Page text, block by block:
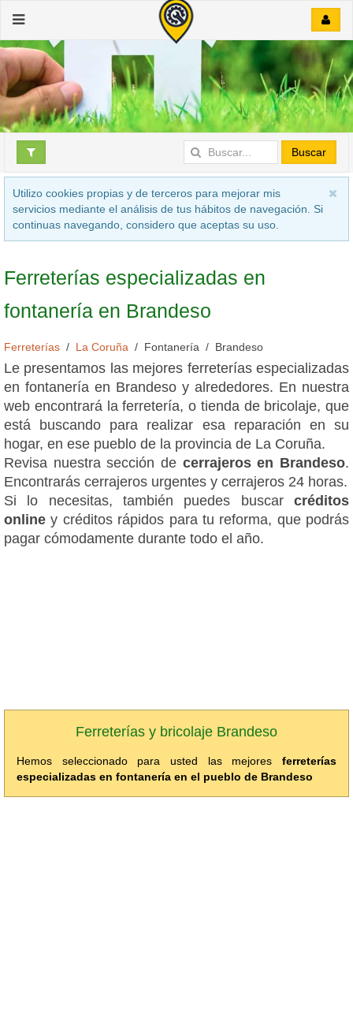
Buscar
Utilizo cookies propias y de terceros para mejorar mis
servicios mediante el análisis de tus hábitos de navegación. Si
continuas navegando, considero que aceptas su uso.
Ferreterías especializadas en
fontanería en Brandeso
Ferreterías La Coruña Fontanería Brandeso
Le presentamos las mejores ferreterías especializadas
en fontanería en Brandeso y alrededores. En nuestra
web encontrará la ferretería, o tienda de bricolaje, que
está buscando para realizar esa reparación en su
hogar, en ese pueblo de la provincia de La Coruña.
Revisa nuestra sección de cerrajeros en Brandeso.
Encontrarás cerrajeros urgentes y cerrajeros 24 horas.
Si lo necesitas, también puedes buscar créditos
onliney créditos rápidos para tu reforma, que podrás
pagar cómodamente durante todo el año.
Ferreterías y bricolaje Brandeso
Hemos seleccionado para usted las mejores ferreterías
especializadas en fontanería en el pueblo de Brandeso